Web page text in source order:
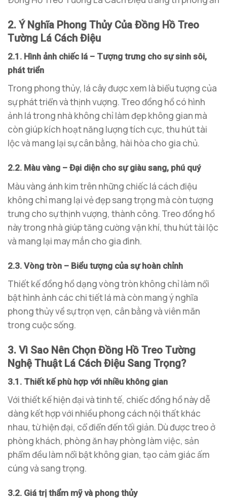
2. Ý Nghĩa Phong Thủy Của Đồng Hồ Treo
Tường Lá Cách Điệu
2.1. Hình ảnh chiếc lá – Tượng trưng cho sự sinh sôi,
phát triển
Trong phong thủy, lá cây được xem là biểu tượng của
sự phát triển và thịnh vượng. Treo đồng hồ có hình
ảnh lá trong nhà không chỉ làm đẹp không gian mà
còn giúp kích hoạt năng lượng tích cực, thu hút tài
lộc và mang lại sự cân bằng, hài hòa cho gia chủ.
2.2. Màu vàng – Đại diện cho sự giàu sang, phú quý
Màu vàng ánh kim trên những chiếc lá cách điệu
không chỉ mang lại vẻ đẹp sang trọng mà còn tượng
trưng cho sự thịnh vượng, thành công. Treo đồng hồ
này trong nhà giúp tăng cường vận khí, thu hút tài lộc
và mang lại may mắn cho gia đình.
2.3. Vòng tròn – Biểu tượng của sự hoàn chỉnh
Thiết kế đồng hồ dạng vòng tròn không chỉ làm nổi
bật hình ảnh các chi tiết lá mà còn mang ý nghĩa
phong thủy về sự trọn vẹn, cân bằng và viên mãn
trong cuộc sống.
3. Vì Sao Nên Chọn Đồng Hồ Treo Tường
Nghệ Thuật Lá Cách Điệu Sang Trọng?
3.1. Thiết kế phù hợp với nhiều không gian
Với thiết kế hiện đại và tinh tế, chiếc đồng hồ này dễ
dàng kết hợp với nhiều phong cách nội thất khác
nhau, từ hiện đại, cổ điển đến tối giản. Dù được treo ở
phòng khách, phòng ăn hay phòng làm việc, sản
phẩm đều làm nổi bật không gian, tạo cảm giác ấm
cúng và sang trọng.
3.2. Giá trị thẩm mỹ và phong thủy